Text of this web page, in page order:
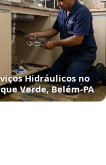
Hidráulicos no
Verde, Belém‑PA